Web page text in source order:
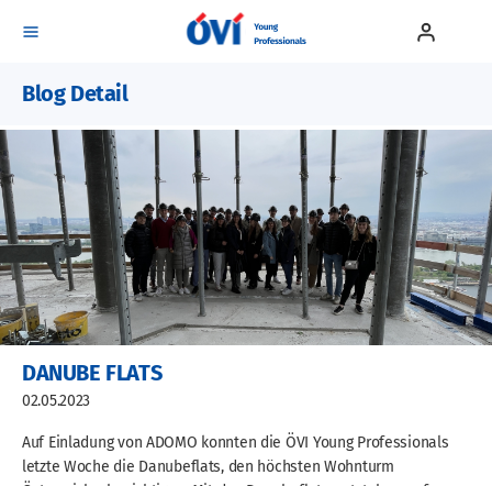
Events
Mitgliedschaft
Blog
Team
Kontakt
Blog Detail
DANUBE FLATS
02.05.2023
Auf Einladung von ADOMO konnten die ÖVI Young Professionals
letzte Woche die Danubeflats, den höchsten Wohnturm